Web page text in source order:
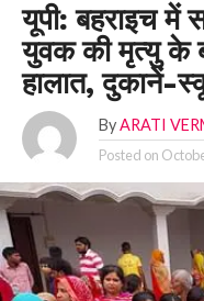
यूपी: बहराइच में
युवक की मृत्यु के
हालात, दुकानें-
By ARATI
Posted on